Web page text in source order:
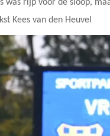
was rijp voor de sloop,
Kees van den Heuvel